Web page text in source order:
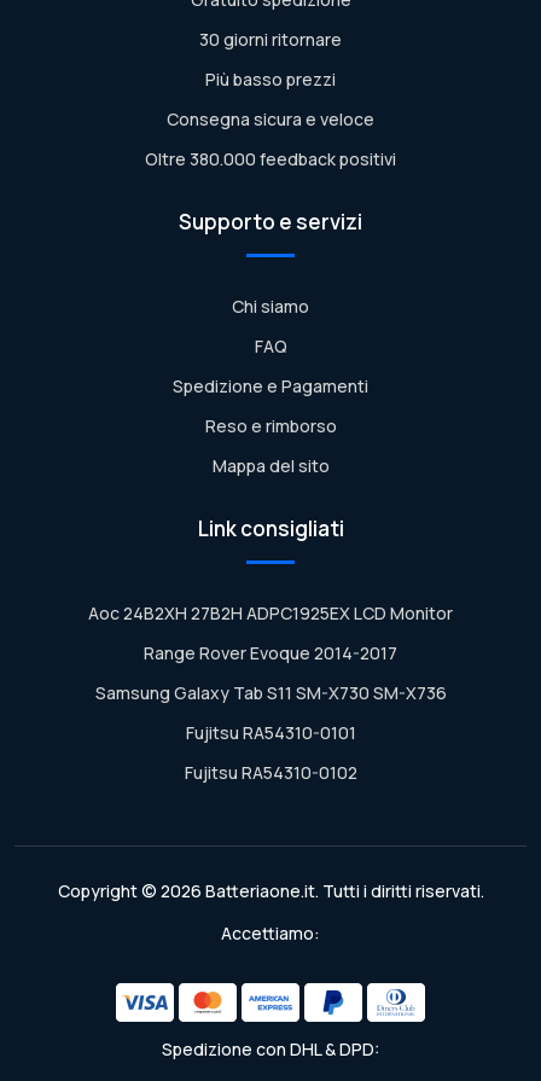
30 giorni ritornare
Più basso prezzi
Consegna sicura e veloce
Oltre 380.000 feedback positivi
Supporto e servizi
Chi siamo
FAQ
Spedizione e Pagamenti
Reso e rimborso
Mappa del sito
Link consigliati
Aoc 24B2XH 27B2H ADPC1925EX LCD Monitor
Range Rover Evoque 2014-2017
Samsung Galaxy Tab S11 SM-X730 SM-X736
Fujitsu RA54310-0101
Fujitsu RA54310-0102
Copyright © 2026 Batteriaone.it. Tutti i diritti riservati.
Accettiamo:
Spedizione con DHL & DPD: